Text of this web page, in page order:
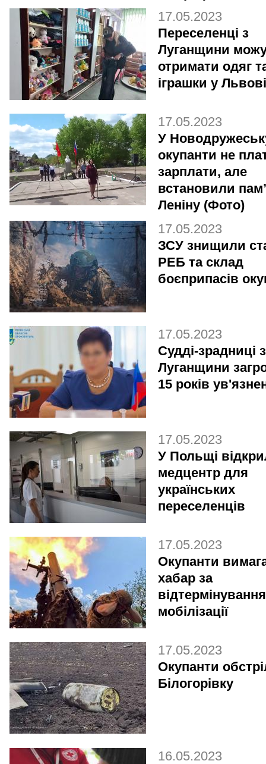
17.05.2023
Переселенці з
Луганщини
отримати одяг
іграшки у Львові
17.05.2023
У
окупанти не
зарплати, але
встановили
Леніну (Фото)
17.05.2023
ЗСУ знищили
РЕБ та склад
боєприпасів
17.05.2023
Судді-зрадниці з
Луганщини
15 років
17.05.2023
У Польщі
медцентр для
українських
переселенців
17.05.2023
Окупанти
хабар за
відтермінування
мобілізації
17.05.2023
Окупанти
Білогорівку
16.05.2023